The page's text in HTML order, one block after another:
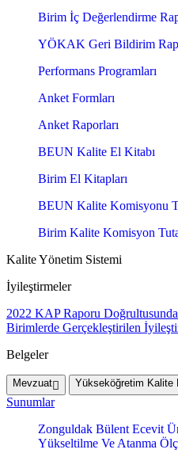
Birim İç Değerlendirme
YÖKAK Geri Bildirim
Performans Programları
Anket Formları
Anket Raporları
BEUN Kalite El Kitabı
Birim El Kitapları
BEUN Kalite Komisyonu
Birim Kalite Komisyon
Kalite Yönetim Sistemi
İyileştirmeler
2022 KAP Raporu
Birimlerde Gerçekleştirilen
Belgeler
Mevzuat Yükseköğretim Kalite
Sunumlar
Zonguldak Bülent Ecevit
Yükseltilme Ve Atanma